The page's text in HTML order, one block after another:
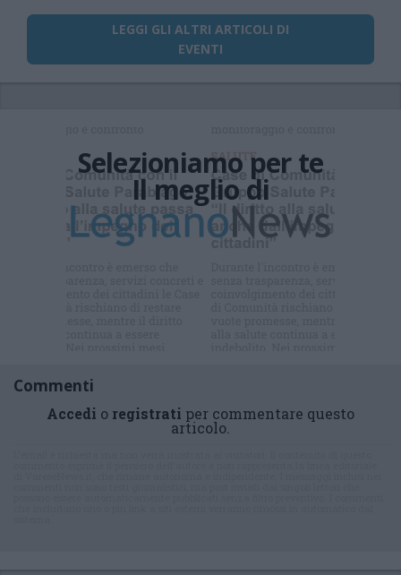
LEGGI GLI ALTRI ARTICOLI DI
EVENTI
Selezioniamo per te
Il meglio di
Commenti
Accedi o registrati per commentare questo
articolo.